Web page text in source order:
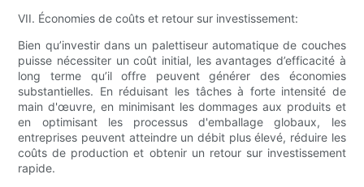
VII. Économies de coûts et retour sur investissement:
Bien qu’investir dans un palettiseur automatique de couches
puisse nécessiter un coût initial, les avantages d’efficacité à
long terme qu’il offre peuvent générer des économies
substantielles. En réduisant les tâches à forte intensité de
main d'œuvre, en minimisant les dommages aux produits et
en optimisant les processus d'emballage globaux, les
entreprises peuvent atteindre un débit plus élevé, réduire les
coûts de production et obtenir un retour sur investissement
rapide.